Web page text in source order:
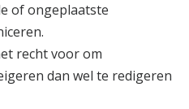
of ongeplaatste
recht voor om
dan wel te redigeren